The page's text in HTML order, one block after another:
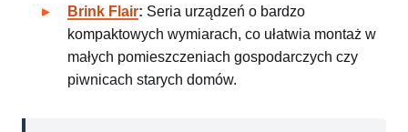
Brink Flair: Seria urządzeń o bardzo
kompaktowych wymiarach, co ułatwia montaż w
małych pomieszczeniach gospodarczych czy
piwnicach starych domów.